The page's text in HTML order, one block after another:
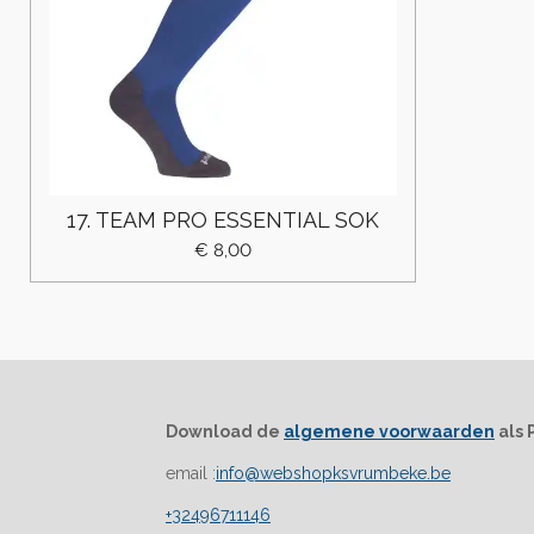
17. TEAM PRO ESSENTIAL SOK
€ 8,00
Download de algemene voorwaarden als
email :info@webshopksvrumbeke.be
+32496711146